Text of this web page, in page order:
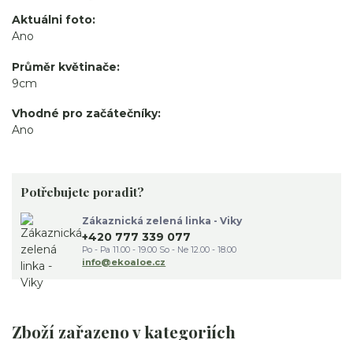
Aktuálni foto
Ano
Průměr květinače
9cm
Vhodné pro začátečníky
Ano
Zboží zařazeno v kategoriích
Potřebujete poradit?
Zákaznická zelená linka - Viky
+420 777 339 077
Po - Pa 11.00 - 19.00 So - Ne 12.00 - 18.00
info@ekoaloe.cz